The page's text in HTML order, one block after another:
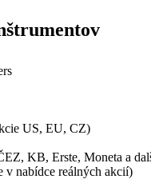
US, EU, CZ)
KB, Erste, Moneta a
v nabídce reálných akcií)